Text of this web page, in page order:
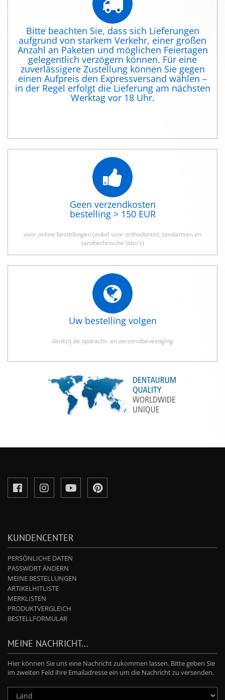
Bitte beachten Sie, dass sich Lieferungen
aufgrund von starkem Verkehr, einer großen
Anzahl an Paketen und möglichen Feiertagen
gelegentlich verzögern können. Für eine
zuverlässigere Zustellung können Sie gegen
einen Aufpreis den Expressversand wählen –
in der Regel erfolgt die Lieferung am nächsten
Werktag vor 18 Uhr.
Geen verzendkosten
bestelling > 150 EUR
voor online-bestellingen (enkel voor orthodontist, tandartsen en
tandtechnische labo's)
Uw bestelling volgen
dankzij de opdracht- en verzendbevestiging
KUNDENCENTER
PERSÖNLICHE DATEN
PASSWORT ÄNDERN
MEINE BESTELLUNGEN
ARTIKELHITLISTE
MERKLISTEN
PRODUKTVERGLEICH
BESTELLFORMULAR
MEINE NACHRICHT...
Hier können Sie uns eine Nachricht zukommen lassen. Bitte geben Sie
im zweiten Feld ihre Emailadresse ein um die Nachricht zu versenden.